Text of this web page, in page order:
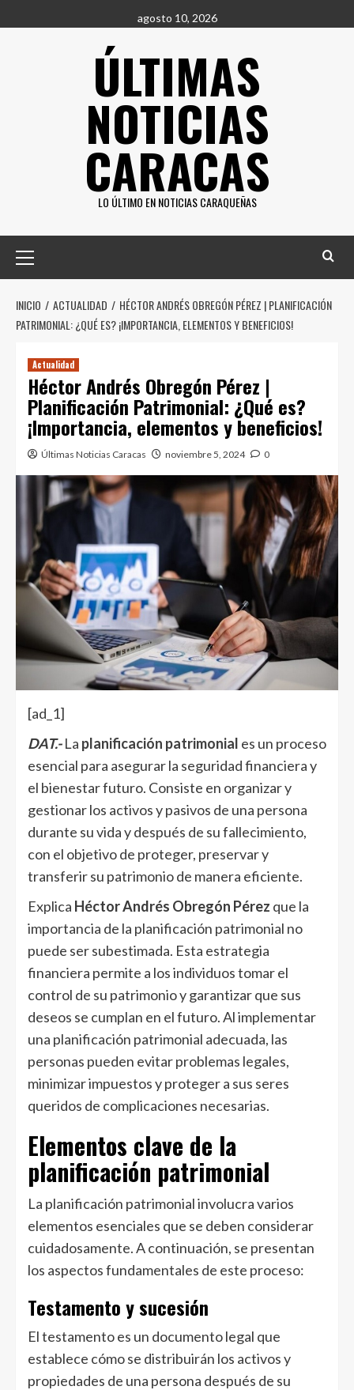
al
agosto 10, 2026
ÚLTIMAS
NOTICIAS
CARACAS
LO ÚLTIMO EN NOTICIAS CARAQUEÑAS
principal
INICIO ACTUALIDAD
HÉCTOR ANDRÉS OBREGÓN PÉREZ | PLANIFICACIÓN
PATRIMONIAL: ¿QUÉ ES? ¡IMPORTANCIA, ELEMENTOS Y BENEFICIOS!
Actualidad
Héctor Andrés Obregón Pérez |
Planificación Patrimonial: ¿Qué es?
¡Importancia, elementos y beneficios!
Últimas Noticias Caracas noviembre 5, 2024 0
[ad_1]
DAT.-La planificación patrimonial es un proceso
esencial para asegurar la seguridad financiera y
el bienestar futuro. Consiste en organizar y
gestionar los activos y pasivos de una persona
durante su vida y después de su fallecimiento,
con el objetivo de proteger, preservar y
transferir su patrimonio de manera eficiente.
Explica Héctor Andrés Obregón Pérez que la
importancia de la planificación patrimonial no
puede ser subestimada. Esta estrategia
financiera permite a los individuos tomar el
control de su patrimonio y garantizar que sus
deseos se cumplan en el futuro. Al implementar
una planificación patrimonial adecuada, las
personas pueden evitar problemas legales,
minimizar impuestos y proteger a sus seres
queridos de complicaciones necesarias.
Elementos clave de la
planificación patrimonial
La planificación patrimonial involucra varios
elementos esenciales que se deben considerar
cuidadosamente. A continuación, se presentan
los aspectos fundamentales de este proceso:
Testamento y sucesión
El testamento es un documento legal que
establece cómo se distribuirán los activos y
propiedades de una persona después de su